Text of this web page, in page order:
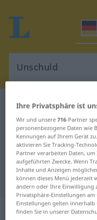
Deutsch-
Deutsch-
für "Unschuld"
"Unschuld"
Übersetzung
„Unschuld“
Ihre Privatsphäre ist
Wir und unsere716-Partner
personenbezogene Daten wie
Kennungen auf Ihrem Gerät
aktivieren Sie Tracking-
Partner verarbeiten Daten,
aufgeführten Zwecke. Wenn
Inhalte und Anzeigen
können dieses Menü jederzeit
ändern oder Ihre Einwilligung
Privatsphäre-Einstellungen
Einstellungen gelten
finden Sie in unserer